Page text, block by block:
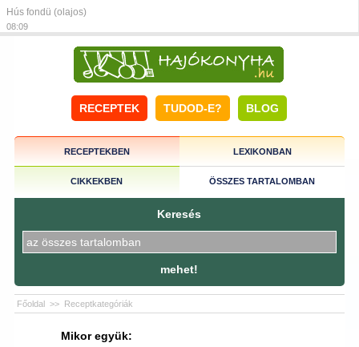
Hús fondü (olajos)
08:09
RECEPTEK TUDOD-E? BLOG
RECEPTEKBEN LEXIKONBAN
CIKKEKBEN ÖSSZES TARTALOMBAN
Keresés
mehet!
Főoldal >> Receptkategóriák
Mikor együk: